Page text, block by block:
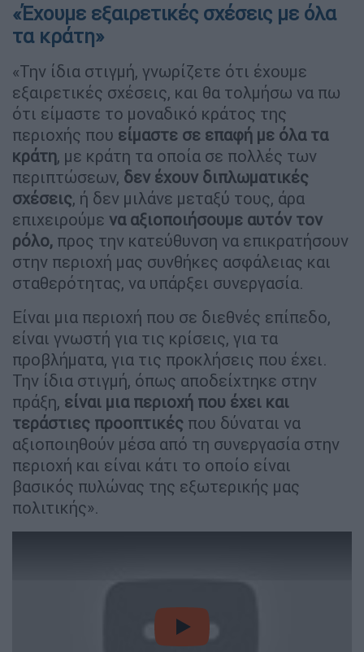
«Έχουμε εξαιρετικές σχέσεις με όλα
τα κράτη»
«Την ίδια στιγμή, γνωρίζετε ότι έχουμε
εξαιρετικές σχέσεις, και θα τολμήσω να πω
ότι είμαστε το μοναδικό κράτος της
περιοχής που είμαστε σε επαφή με όλα τα
κράτη, με κράτη τα οποία σε πολλές των
περιπτώσεων, δεν έχουν διπλωματικές
σχέσεις, ή δεν μιλάνε μεταξύ τους, άρα
επιχειρούμε να αξιοποιήσουμε αυτόν τον
ρόλο, προς την κατεύθυνση να επικρατήσουν
στην περιοχή μας συνθήκες ασφάλειας και
σταθερότητας, να υπάρξει συνεργασία.
Είναι μια περιοχή που σε διεθνές επίπεδο,
είναι γνωστή για τις κρίσεις, για τα
προβλήματα, για τις προκλήσεις που έχει.
Την ίδια στιγμή, όπως αποδείχτηκε στην
πράξη, είναι μια περιοχή που έχει και
τεράστιες προοπτικές που δύναται να
αξιοποιηθούν μέσα από τη συνεργασία στην
περιοχή και είναι κάτι το οποίο είναι
βασικός πυλώνας της εξωτερικής μας
πολιτικής».
video